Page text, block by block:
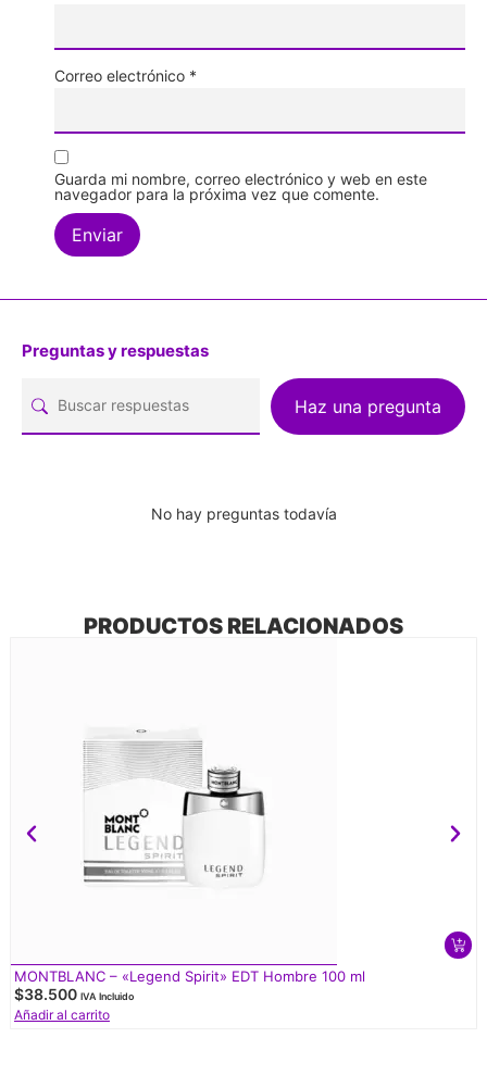
Correo electrónico *
Guarda mi nombre, correo electrónico y web en este
navegador para la próxima vez que comente.
Preguntas y respuestas
Haz una pregunta
No hay preguntas todavía
PRODUCTOS RELACIONADOS
MONTBLANC – «Legend Spirit» EDT Hombre 100 ml
$38.500 IVA Incluido
Añadir al carrito